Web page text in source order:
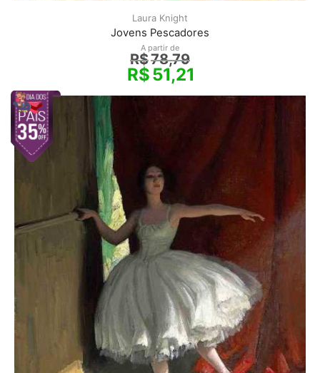
Laura Knight
Jovens Pescadores
A partir de
R$78,79
R$51,21